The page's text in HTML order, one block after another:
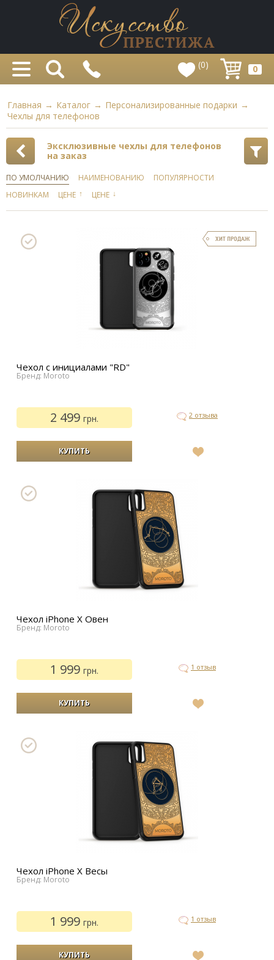
(0) 0
Главная → Каталог → Персонализированные подарки →
Чехлы для телефонов
Эксклюзивные чехлы для телефонов
на заказ
ПО УМОЛЧАНИЮ НАИМЕНОВАНИЮ
ПОПУЛЯРНОСТИ
НОВИНКАМ
ЦЕНЕ ↑ ЦЕНЕ ↓
Чехол с инициалами "RD"
Бренд: Moroto
2 499грн. 2 отзыва
Чехол iPhone Х Овен
Бренд: Moroto
1 999грн. 1 отзыв
Чехол iPhone Х Весы
Бренд: Moroto
1 999грн. 1 отзыв